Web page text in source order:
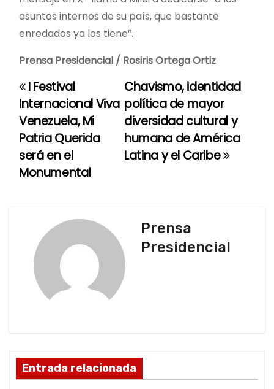
asuntos internos de su país, que bastante
enredados ya los tiene”.
Prensa Presidencial / Rosiris Ortega Ortiz
N
a
v
e
e
Chavismo, identidad
política de mayor
diversidad cultural y
humana de América
Latina y el Caribe
I Festival
Internacional Viva
Venezuela, Mi
Patria Querida
será en el
Monumental
Prensa
Presidencial
Entrada relacionada